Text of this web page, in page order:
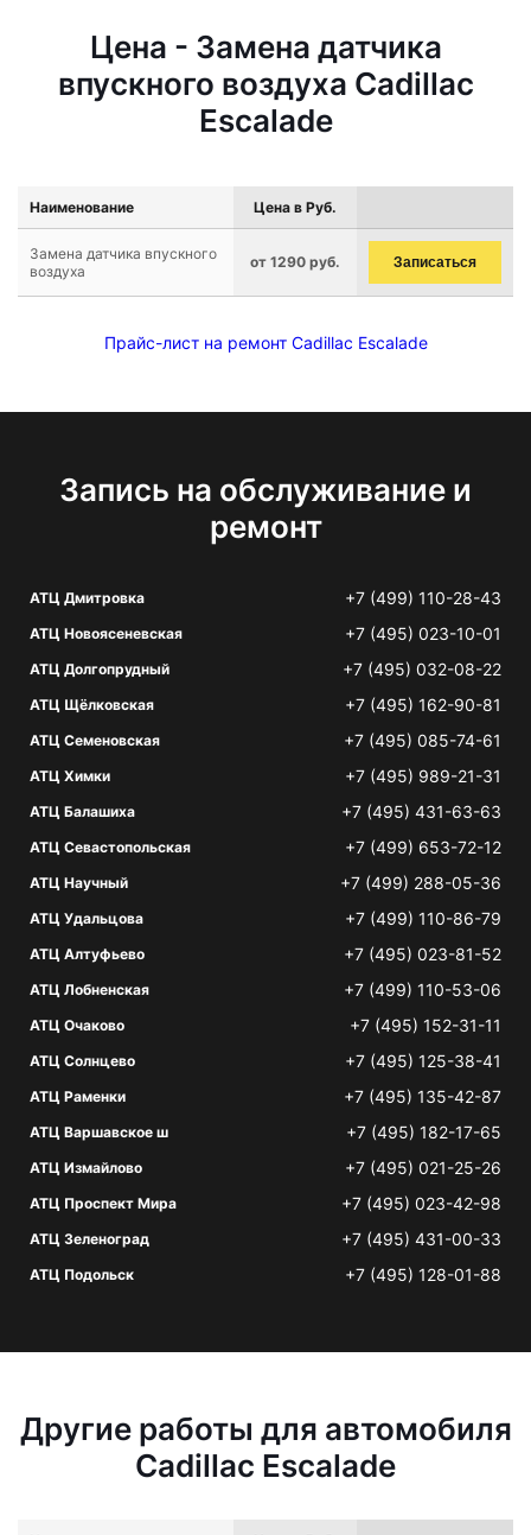
Цена - Замена датчика
впускного воздуха Cadillac
Escalade
Наименование Цена в Руб.
Замена датчика впускного
воздуха
от 1290 руб. Записаться
Прайс-лист на ремонт Cadillac Escalade
Запись на обслуживание и
ремонт
АТЦ Дмитровка +7 (499) 110-28-43
АТЦ Новоясеневская +7 (495) 023-10-01
АТЦ Долгопрудный +7 (495) 032-08-22
АТЦ Щёлковская +7 (495) 162-90-81
АТЦ Семеновская +7 (495) 085-74-61
АТЦ Химки +7 (495) 989-21-31
АТЦ Балашиха +7 (495) 431-63-63
АТЦ Севастопольская +7 (499) 653-72-12
АТЦ Научный +7 (499) 288-05-36
АТЦ Удальцова +7 (499) 110-86-79
АТЦ Алтуфьево +7 (495) 023-81-52
АТЦ Лобненская +7 (499) 110-53-06
АТЦ Очаково +7 (495) 152-31-11
АТЦ Солнцево +7 (495) 125-38-41
АТЦ Раменки +7 (495) 135-42-87
АТЦ Варшавское ш +7 (495) 182-17-65
АТЦ Измайлово +7 (495) 021-25-26
АТЦ Проспект Мира +7 (495) 023-42-98
АТЦ Зеленоград +7 (495) 431-00-33
АТЦ Подольск +7 (495) 128-01-88
Другие работы для автомобиля
Cadillac Escalade